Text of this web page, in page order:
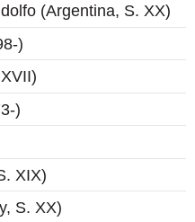
(Argentina, S. XX)
)
)
XIX)
S. XX)